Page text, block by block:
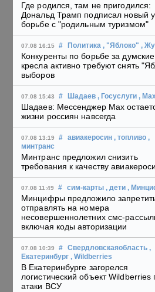
Где родился, там не пригодился:
Дональд Трамп подписал новый
борьбе с "родильным туризмом"
07.08 16:15 # Политика , "Яблоко" ,
Конкуренты по борьбе за думские
кресла активно требуют снять
выборов
07.08 15:43 # Шадаев , Госуслуги ,
Шадаев: Мессенджер Max
жизни россиян навсегда
07.08 13:19 # авиакеросин , топливо ,
минтранс
Минтранс предложил снизить
требования к качеству
07.08 11:49 # сим-карты , дети ,
Минцифры предложило
отправлять на номера
несовершеннолетних смс-
включая коды авторизации
07.08 10:39 # Свердловскаяобласть ,
Екатеринбург , Wildberries
В Екатеринбурге загорелся
логистический объект Wildberries
атаки ВСУ